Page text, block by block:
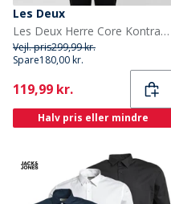
Les Deux
Les Deux Herre Core Kontrast T-shirt Mountain Grey Brown
Vejl. pris299,99 kr.
Spare180,00 kr.
Current
119,99 kr.
Halv pris eller mindre